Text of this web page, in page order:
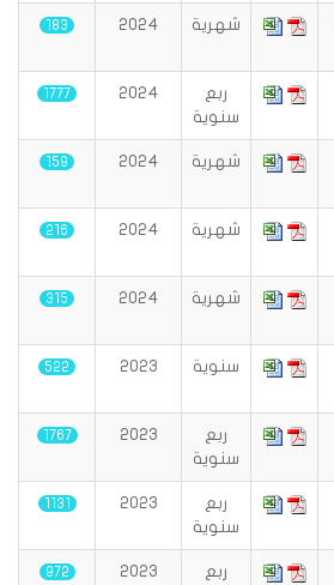
شهرية 2024
183
ربع
سنوية
2024
1777
شهرية 2024
159
شهرية 2024
216
شهرية 2024
315
سنوية 2023
522
ربع
سنوية
2023
1767
ربع
سنوية
2023
1131
ربع
2023
972